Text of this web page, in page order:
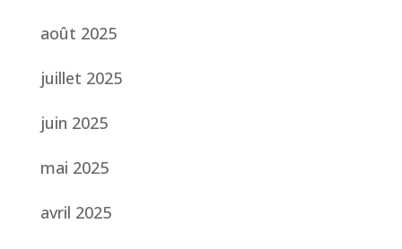
août 2025
juillet 2025
juin 2025
mai 2025
avril 2025